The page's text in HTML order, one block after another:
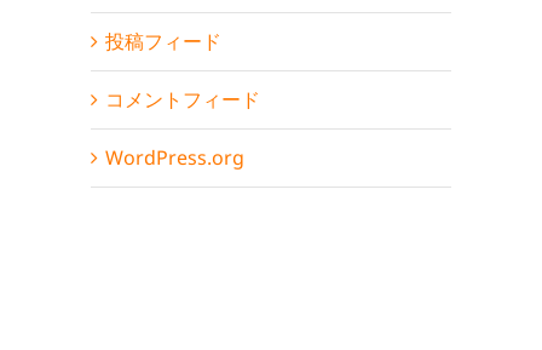
投稿フィード
コメントフィード
WordPress.org